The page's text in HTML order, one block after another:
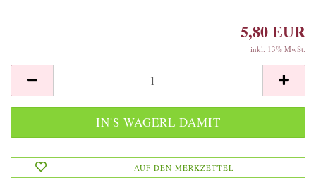
5,80 EUR
inkl. 13% MwSt.
AUF DEN MERKZETTEL